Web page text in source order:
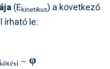
(Ekinetikus) a következő
le:
– φ